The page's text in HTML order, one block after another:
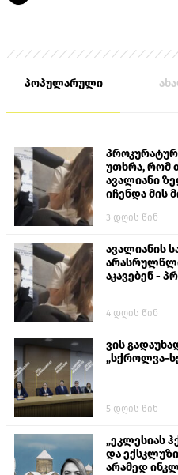
პოპულარული
უთხრა, რომ
ავალიანი
იჩენდა მის
თავს
3 დღის წინ
ავალიანის
აკავებენ -
4 დღის წინ
ვის
„სქროლვა-
5 დღის წინ
„ეკლესიას
და
არამედ